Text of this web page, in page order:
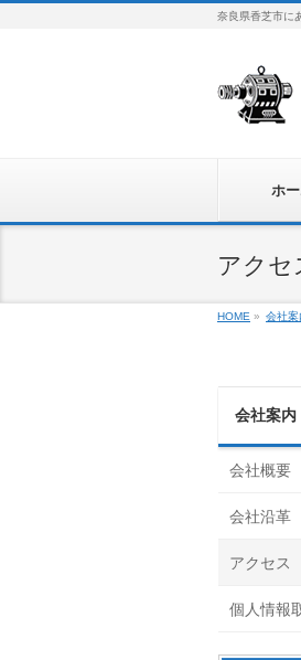
奈良県香芝市に
ホ
アクセ
HOME » 会社案
会社案内
会社概要
会社沿革
アクセス
個人情報